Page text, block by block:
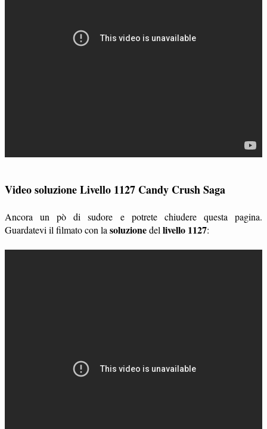
Video soluzione Livello 1127 Candy Crush Saga
Ancora un pò di sudore e potrete chiudere questa pagina.
Guardatevi il filmato con la soluzionedel livello 1127: